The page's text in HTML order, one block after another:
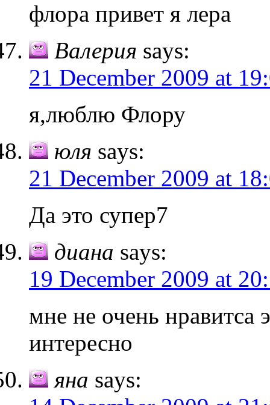
флора привет я лера
Валерия says:
21 December 2009 at
я,люблю Флору
юля says:
21 December 2009 at
Да это супер7
диана says:
19 December 2009 at
мне не очень нравитса
интересно
яна says: